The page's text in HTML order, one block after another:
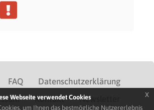
FAQ
Datenschutzerklärung
Kontakt Newsletter
Webseite verwendet Cookies
um Ihnen das bestmögliche Nutzererlebnis
x